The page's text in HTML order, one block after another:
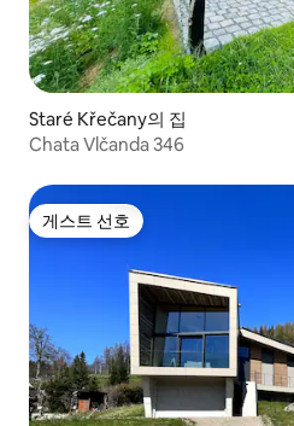
Staré Křečany의 집
Chata Vlčanda 346
게스트 선호
게스트 선호